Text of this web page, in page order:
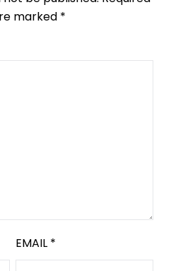
marked *
EMAIL *